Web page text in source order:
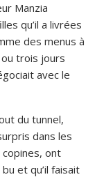
Manzia
qu’il a livrées
des menus à
trois jours
avec le
du tunnel,
dans les
ont
et qu’il faisait